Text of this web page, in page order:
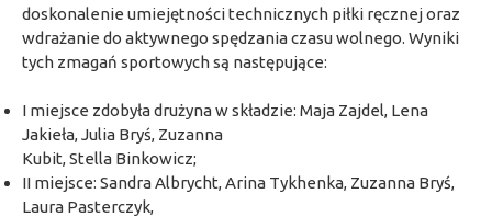
doskonalenie umiejętności technicznych piłki ręcznej oraz
wdrażanie do aktywnego spędzania czasu wolnego. Wyniki
tych zmagań sportowych są następujące:
I miejsce zdobyła drużyna w składzie: Maja Zajdel, Lena
Jakieła, Julia Bryś, Zuzanna
Kubit, Stella Binkowicz;
II miejsce: Sandra Albrycht, Arina Tykhenka, Zuzanna Bryś,
Laura Pasterczyk,